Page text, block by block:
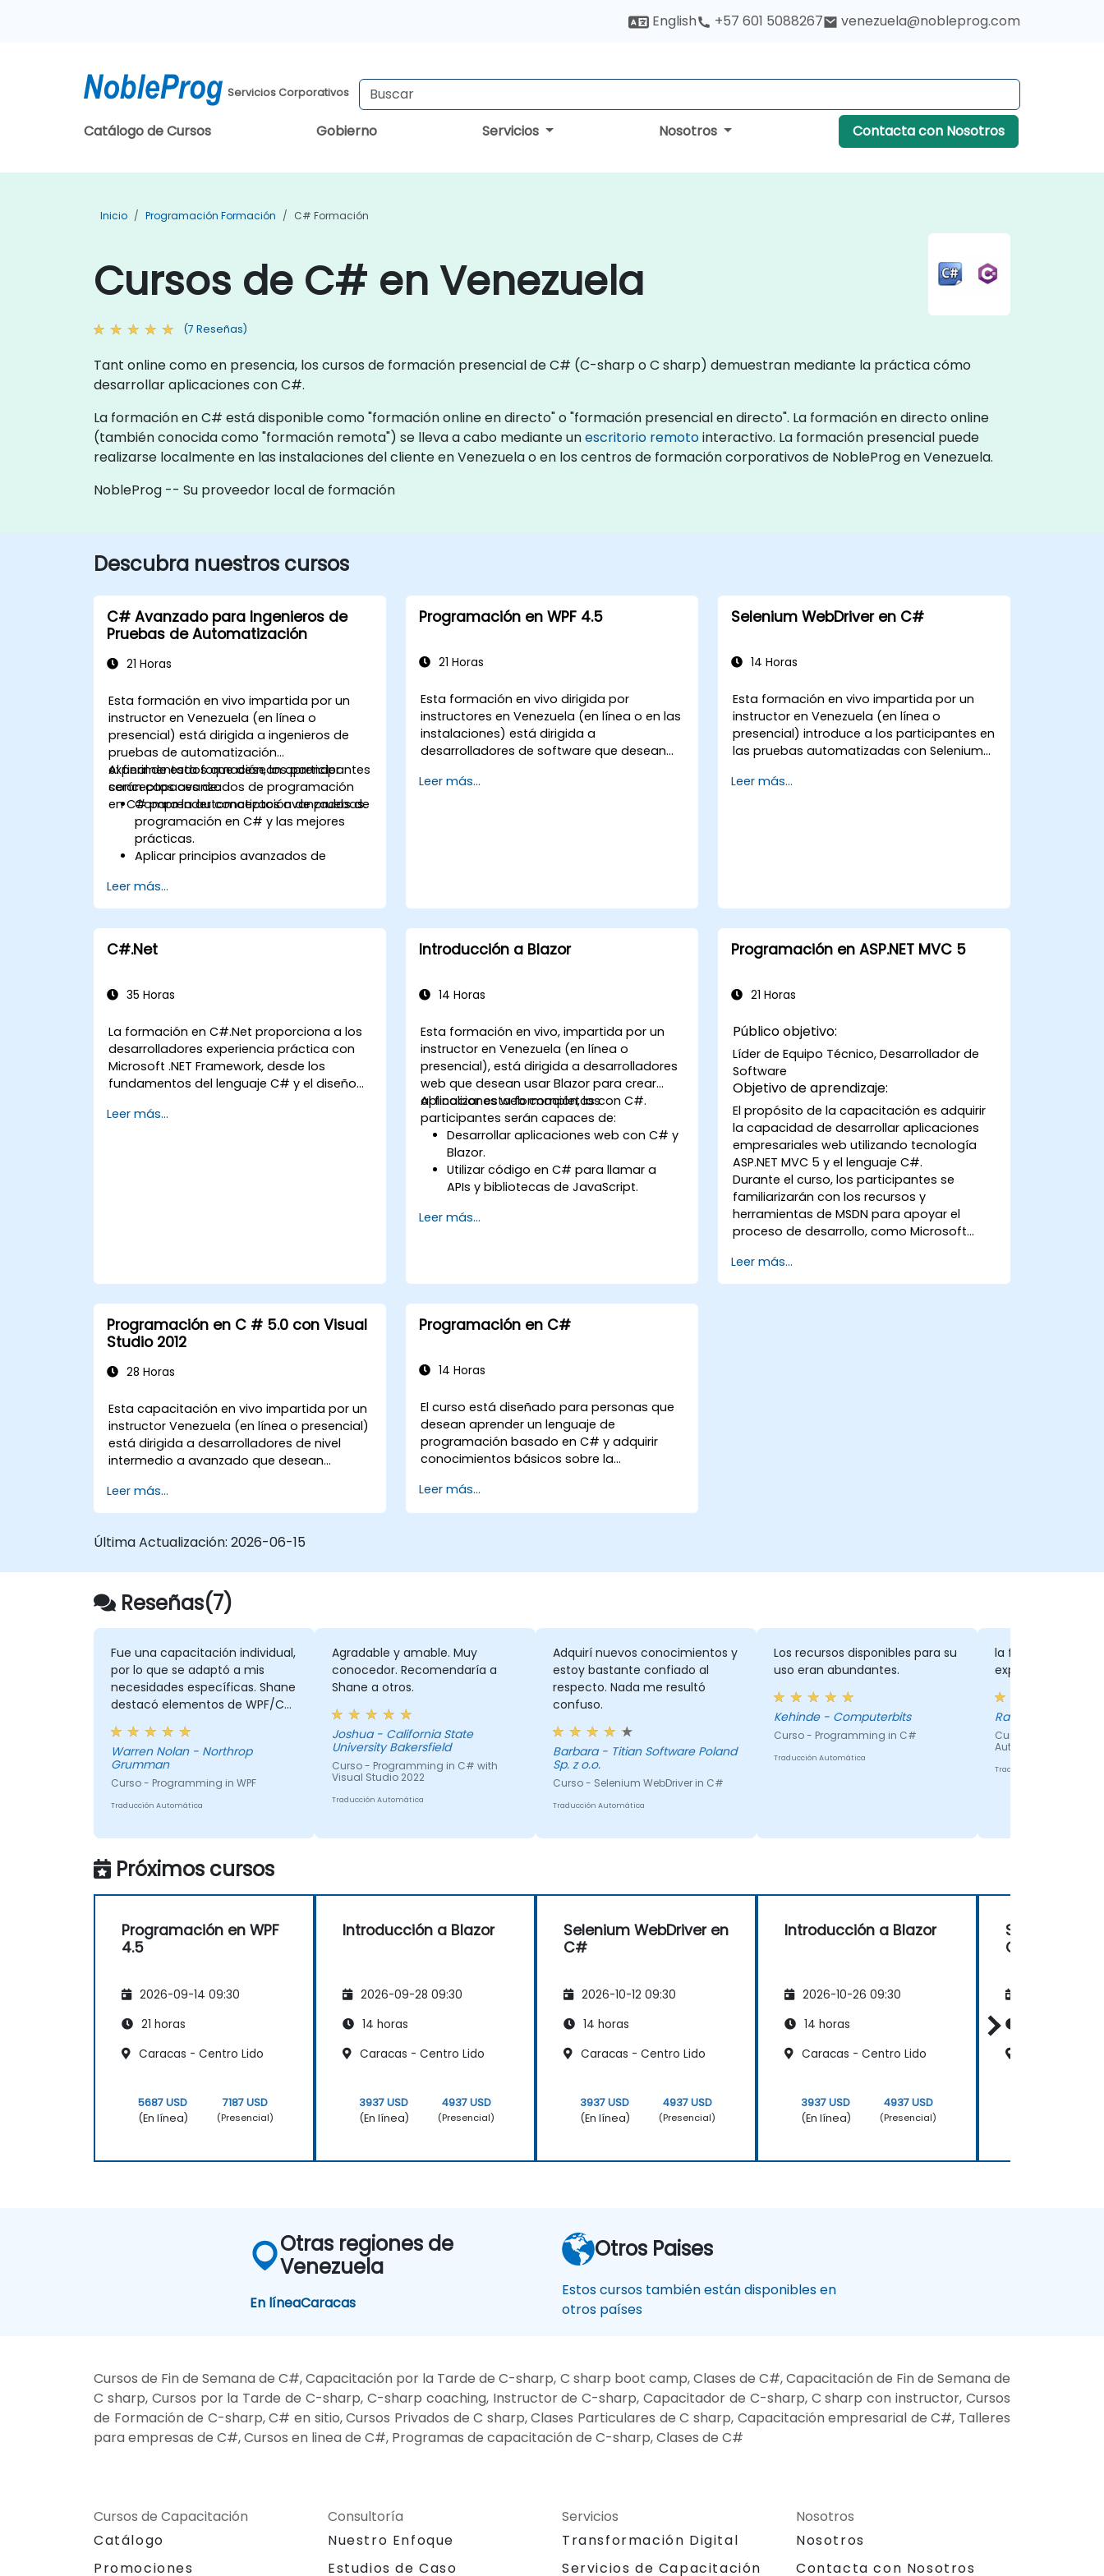
English +57 601 5088267 venezuela@nobleprog.com
Servicios Corporativos
Catálogo de Cursos Gobierno Servicios Nosotros Contacta con Nosotros
Inicio Programación Formación C# Formación
Cursos de C# en Venezuela
(7 Reseñas)
Tant online como en presencia, los cursos de formación presencial de C# (C-sharp o C sharp) demuestran mediante la práctica cómo
desarrollar aplicaciones con C#.
La formación en C# está disponible como "formación online en directo" o "formación presencial en directo". La formación en directo online
(también conocida como "formación remota") se lleva a cabo mediante unescritorio remotointeractivo. La formación presencial puede
realizarse localmente en las instalaciones del cliente en Venezuela o en los centros de formación corporativos de NobleProg en Venezuela.
NobleProg -- Su proveedor local de formación
Descubra nuestros cursos
C# Avanzado para Ingenieros de
Pruebas de Automatización
21 Horas
Esta formación en vivo impartida por un
instructor en Venezuela (en línea o
presencial) está dirigida a ingenieros de
pruebas de automatización
experimentados que desean aprender
conceptos avanzados de programación
en C# para la automatización de pruebas.
Al final de esta formación, los participantes
serán capaces de:
Comprender conceptos avanzados de
programación en C# y las mejores
prácticas.
Aplicar principios avanzados de
para crear soluciones de
automatización eficientes y flexibles.
Diseñar y desarrollar marcos de
trabajo de automatización modulares
y reutilizables utilizando las mejores
Leer más...
Programación en WPF 4.5
21 Horas
Esta formación en vivo dirigida por
instructores en Venezuela (en línea o en las
instalaciones) está dirigida a
desarrolladores de software que desean
escritorio utilizando WPF y C#. Al finalizar
tecnología WPF y el lenguaje C#.
Leer más...
Selenium WebDriver en C#
14 Horas
Esta formación en vivo impartida por un
instructor en Venezuela (en línea o
presencial) introduce a los participantes en
las pruebas automatizadas con Selenium
tienes experiencia programando en C# o
Leer más...
C#.Net
35 Horas
La formación en C#.Net proporciona a los
desarrolladores experiencia práctica con
Microsoft .NET Framework, desde los
fundamentos del lenguaje C# y el diseño
trabajo del IDE de Visual Studio y Generics.
Leer más...
Introducción a Blazor
14 Horas
Esta formación en vivo, impartida por un
instructor en Venezuela (en línea o
presencial), está dirigida a desarrolladores
web que desean usar Blazor para crear
aplicaciones web completas con C#.
Al finalizar esta formación, los
participantes serán capaces de:
Desarrollar aplicaciones web con C# y
Blazor.
Utilizar código en C# para llamar a
APIs y bibliotecas de JavaScript.
cliente (C#) directamente en un
Leer más...
Programación en ASP.NET MVC 5
21 Horas
Público objetivo:
Líder de Equipo Técnico, Desarrollador de
Software
Objetivo de aprendizaje:
El propósito de la capacitación es adquirir
la capacidad de desarrollar aplicaciones
empresariales web utilizando tecnología
ASP.NET MVC 5 y el lenguaje C#.
Durante el curso, los participantes se
familiarizarán con los recursos y
herramientas de MSDN para apoyar el
proceso de desarrollo, como Microsoft
Leer más...
Programación en C # 5.0 con Visual
Studio 2012
28 Horas
Esta capacitación en vivo impartida por un
instructor Venezuela (en línea o presencial)
está dirigida a desarrolladores de nivel
intermedio a avanzado que desean
relacionados con la programación
orientada a objetos en C#. Al finalizar esta
Conocer los recursos y herramientas de
Leer más...
Programación en C#
14 Horas
El curso está diseñado para personas que
desean aprender un lenguaje de
programación basado en C# y adquirir
conocimientos básicos sobre la
los participantes aprenderán cómo se
integra C#, cómo configurar el entorno
Leer más...
Última Actualización: 2026-06-15
Reseñas(7)
Fue una capacitación individual,
por lo que se adaptó a mis
necesidades específicas. Shane
destacó elementos de WPF/C#
que podrían ser beneficiosos
para mis proyectos de
desarrollo.
Warren Nolan - Northrop
Grumman
Curso - Programming in WPF
Traducción Automática
Agradable y amable. Muy
conocedor. Recomendaría a
Shane a otros.
Joshua - California State
University Bakersfield
Curso - Programming in C# with
Visual Studio 2022
Traducción Automática
Adquirí nuevos conocimientos y
estoy bastante confiado al
respecto. Nada me resultó
confuso.
Barbara - Titian Software Poland
Sp. z o.o.
Curso - Selenium WebDriver in C#
Traducción Automática
Los recursos disponibles para su
uso eran abundantes.
Kehinde - Computerbits
Curso - Programming in C#
Traducción Automática
la forma de
explica con
Curso - Advanced
Automation Test
Traducción Automática
Próximos cursos
Programación en WPF
4.5
2026-09-14 09:30
21 horas
Caracas - Centro Lido
5687 USD
(En línea)
7187 USD
(Presencial)
Introducción a Blazor
2026-09-28 09:30
14 horas
Caracas - Centro Lido
3937 USD
(En línea)
4937 USD
(Presencial)
Selenium WebDriver en
C#
2026-10-12 09:30
14 horas
Caracas - Centro Lido
3937 USD
(En línea)
4937 USD
(Presencial)
Introducción a Blazor
2026-10-26 09:30
14 horas
Caracas - Centro Lido
3937 USD
(En línea)
4937 USD
(Presencial)
Selenium
C#
Otras regiones de
Venezuela
En líneaCaracas
Otros Paises
Estos cursos también están disponibles en
otros países
Cursos de Fin de Semana de C#, Capacitación por la Tarde de C-sharp, C sharp boot camp, Clases de C#, Capacitación de Fin de Semana de
C sharp, Cursos por la Tarde de C-sharp, C-sharp coaching, Instructor de C-sharp, Capacitador de C-sharp, C sharp con instructor, Cursos
de Formación de C-sharp, C# en sitio, Cursos Privados de C sharp, Clases Particulares de C sharp, Capacitación empresarial de C#, Talleres
para empresas de C#, Cursos en linea de C#, Programas de capacitación de C-sharp, Clases de C#
Cursos de Capacitación
Catálogo
Promociones
Consultoría
Nuestro Enfoque
Estudios de Caso
Servicios
Transformación Digital
Servicios de Capacitación
Nosotros
Nosotros
Contacta con Nosotros